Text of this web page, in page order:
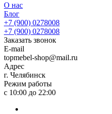
О нас
Блог
+7 (900) 0278008
+7 (900) 0278008
Заказать звонок
E-mail
topmebel-shop@mail.ru
Адрес
г. Челябинск
Режим работы
с 10:00 до 22:00